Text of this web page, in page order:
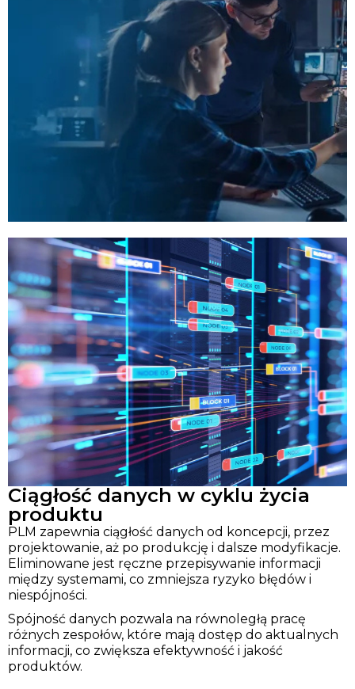
Ciągłość danych w cyklu życia
produktu
PLM zapewnia ciągłość danych od koncepcji, przez
projektowanie, aż po produkcję i dalsze modyfikacje.
Eliminowane jest ręczne przepisywanie informacji
między systemami, co zmniejsza ryzyko błędów i
niespójności.
Spójność danych pozwala na równoległą pracę
różnych zespołów, które mają dostęp do aktualnych
informacji, co zwiększa efektywność i jakość
produktów.